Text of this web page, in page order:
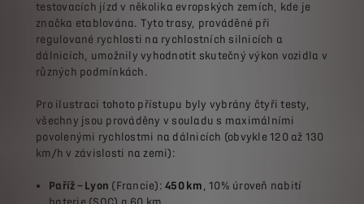
testovacích jízd v několika evropských zemích, kde je
značka etablována. Tyto trasy, prováděné při
regulované rychlosti na rychlostních silnicích a
dálnicích, umožnily vyhodnotit skutečný výkon vozidla v
různých podmínkách.
Pro ilustraci tohoto přístupu byly vybrány čtyři testy,
všechny jsou prováděny v souladu s maximálními
povolenými rychlostmi na dálnicích (obvykle 120 až 130
km/h v závislosti na zemi):
Paříž – Lyon (Francie): 450 km , 10% úroveň nabití